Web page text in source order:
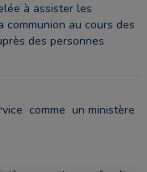
à assister les
communion au cours des
des personnes
comme un ministère